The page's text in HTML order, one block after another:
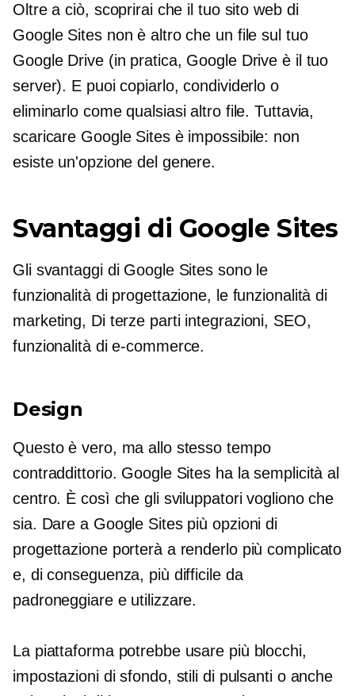
Oltre a ciò, scoprirai che il tuo sito web di
Google Sites non è altro che un file sul tuo
Google Drive (in pratica, Google Drive è il tuo
server). E puoi copiarlo, condividerlo o
eliminarlo come qualsiasi altro file. Tuttavia,
scaricare Google Sites è impossibile: non
esiste un'opzione del genere.
Svantaggi di Google Sites
Gli svantaggi di Google Sites sono le
funzionalità di progettazione, le funzionalità di
marketing, Di terze partiintegrazioni, SEO,
funzionalità di e-commerce.
Design
Questo è vero, ma allo stesso tempo
contraddittorio. Google Sites ha la semplicità al
centro. È così che gli sviluppatori vogliono che
sia. Dare a Google Sites più opzioni di
progettazione porterà a renderlo più complicato
e, di conseguenza, più difficile da
padroneggiare e utilizzare.
La piattaforma potrebbe usare più blocchi,
impostazioni di sfondo, stili di pulsanti o anche